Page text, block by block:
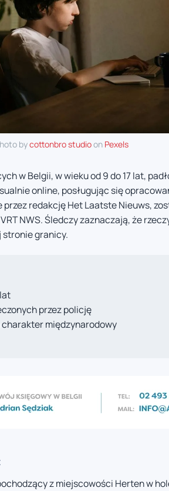
bycottonbro studioon Pexels
w Belgii, w wieku od 9 do 17 lat,
online, posługując się
redakcję Het Laatste Nieuws,
NWS. Śledczy zaznaczają, że
stronie granicy.
przez policję
międzynarodowy
z miejscowości Herten w